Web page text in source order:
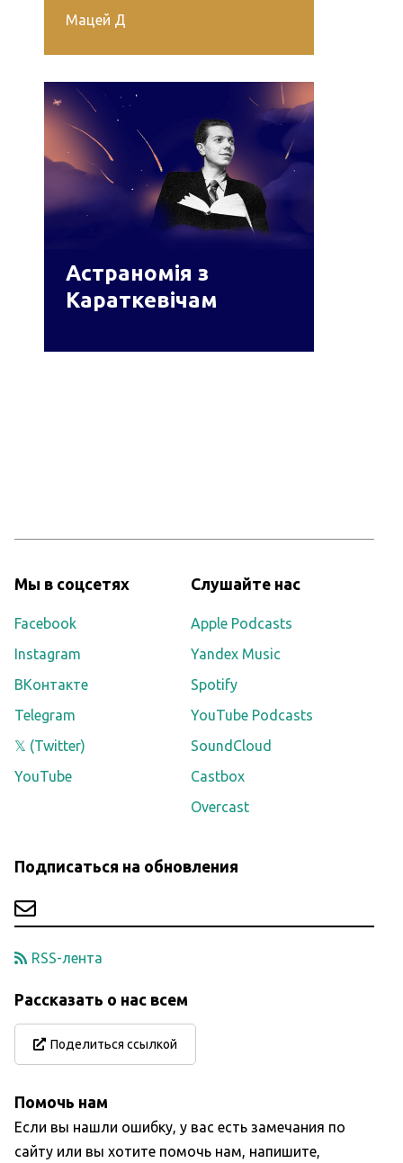
Мацей Д
Астраномія з
Караткевічам
Мы в соцсетях
Facebook
Instagram
ВКонтакте
Telegram
𝕏 (Twitter)
YouTube
Слушайте нас
Apple Podcasts
Yandex Music
Spotify
YouTube Podcasts
SoundCloud
Castbox
Overcast
Подписаться на обновления
RSS-лента
Рассказать о нас всем
Поделиться ссылкой
Помочь нам
Если вы нашли ошибку, у вас есть замечания по
сайту или вы хотите помочь нам, напишите,